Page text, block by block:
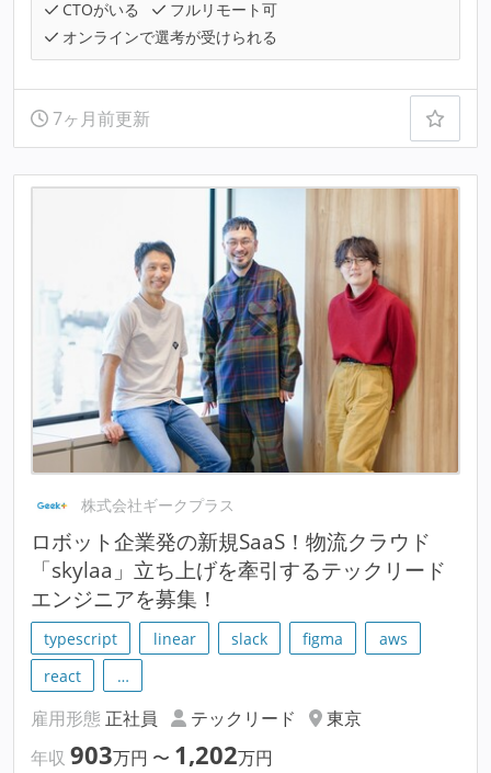
CTOがいる
フルリモート可
オンラインで選考が受けられる
7ヶ月前更新
株式会社ギークプラス
ロボット企業発の新規SaaS！物流クラウド
「skylaa」立ち上げを牽引するテックリード
エンジニアを募集！
typescript linear slack figma
aws
react
…
雇用形態 正社員 テックリード
東京
年収 903万円 〜 1,202万円